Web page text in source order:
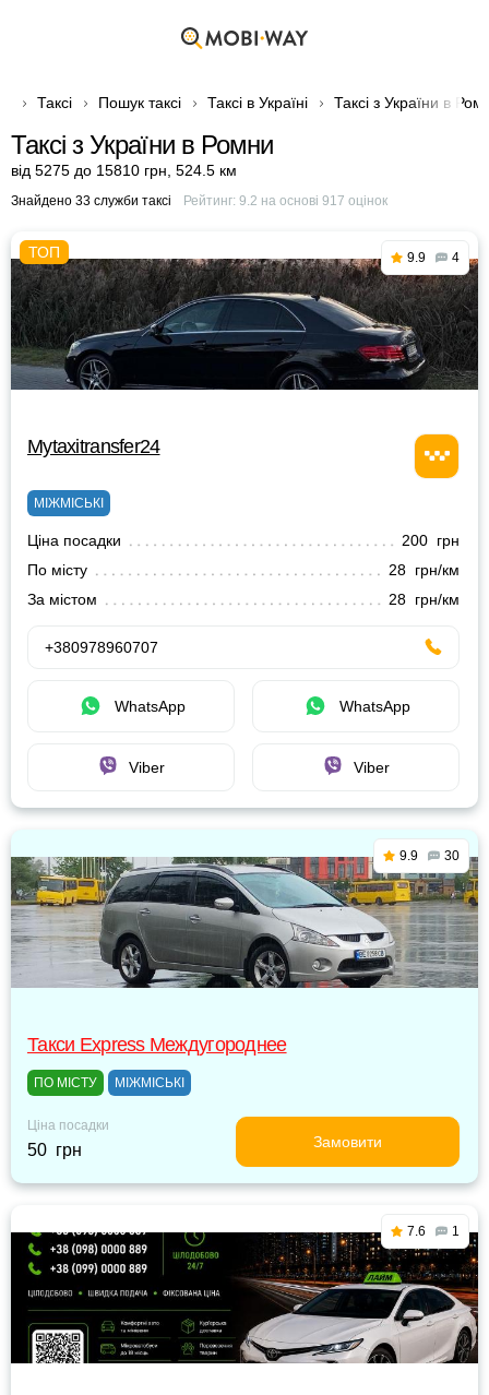
Таксі Пошук таксі Таксі в Україні Таксі з України в
Таксі з України в Ромни
від 5275 до 15810 грн 524.5 км
Знайдено 33 служби таксі Рейтинг: 9.2 на основі 917 оцінок
9.9 4
Mytaxitransfer24
МІЖМІСЬКІ
Ціна посадки
200 грн
По місту
28 грн/км
За містом
28 грн/км
+380978960707
WhatsApp WhatsApp
Viber Viber
9.9 30
Такси Express Междугороднее
ПО МІСТУ МІЖМІСЬКІ
Ціна посадки
50 грн Замовити
7.6 1